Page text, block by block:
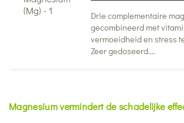
Drie complementaire
gecombineerd met
vermoeidheid en stress
Zeer gedoseerd....
Magnesium vermindert de schadelijke